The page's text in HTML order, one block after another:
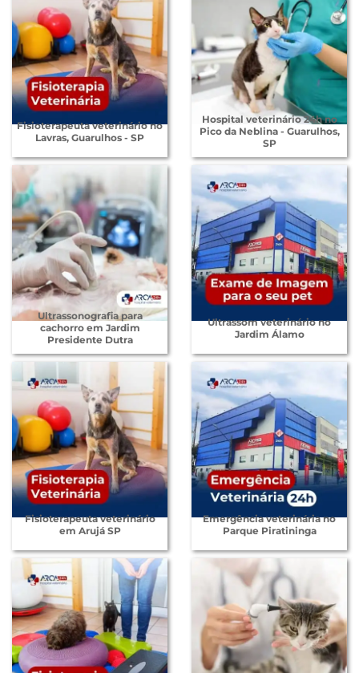
Fisioterapeuta veterinário no
Lavras, Guarulhos - SP
Hospital veterinário 24h no
Pico da Neblina - Guarulhos,
SP
Ultrassonografia para
cachorro em Jardim
Presidente Dutra
Ultrassom veterinário no
Jardim Álamo
Fisioterapeuta veterinário
em Arujá SP
Emergência veterinária no
Parque Piratininga